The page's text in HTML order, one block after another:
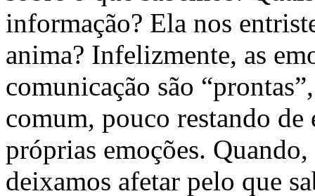
informação? Ela nos
anima? Infelizmente, as
comunicação são
comum, pouco restando de
próprias emoções.
deixamos afetar pelo que